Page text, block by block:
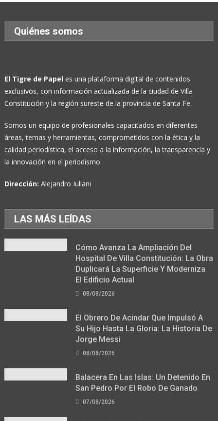
Quiénes somos
El Tigre de Papel es una plataforma digital de contenidos
exclusivos, con información actualizada de la ciudad de Villa
Constitución y la región sureste de la provincia de Santa Fe.
Somos un equipo de profesionales capacitados en diferentes
áreas, temas y herramientas, comprometidos con la ética y la
calidad periodística, el acceso a la información, la transparencia y
la innovación en el periodismo.
Dirección:Alejandro Iuliani
LAS MÁS LEÍDAS
Cómo Avanza La Ampliación Del
Hospital De Villa Constitución: La Obra
Duplicará La Superficie Y Moderniza
El Edificio Actual
08/08/2026
El Obrero De Acindar Que Impulsó A
Su Hijo Hasta La Gloria: La Historia De
Jorge Messi
08/08/2026
Balacera En Las Islas: Un Detenido En
San Pedro Por El Robo De Ganado
07/08/2026